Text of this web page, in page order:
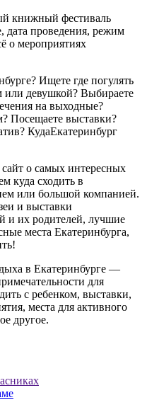
книжный фестиваль
дата проведения, режим
о мероприятиях
Ищете где погулять
или девушкой? Выбираете
на выходные?
Посещаете выставки?
КудаЕкатеринбург
о самых интересных
куда сходить в
или большой компанией.
и выставки
и их родителей, лучшие
места Екатеринбурга,
в Екатеринбурге —
для
с ребенком, выставки,
места для активного
другое.